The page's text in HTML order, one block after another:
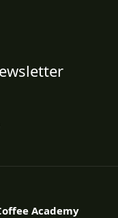
Academy